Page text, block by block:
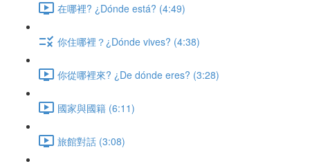
在哪裡? ¿Dónde está? (4:49)
你住哪裡？¿Dónde vives? (4:38)
你從哪裡來? ¿De dónde eres? (3:28)
國家與國籍 (6:11)
旅館對話 (3:08)